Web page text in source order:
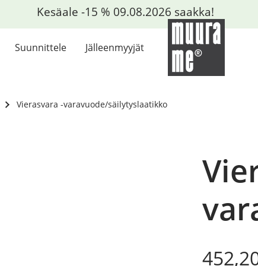
Suunnittele Jälleenmyyjät
Vierasvara -varavuode/säilytyslaatikko
Kesäale -15 % 09.08.2026 saakka!